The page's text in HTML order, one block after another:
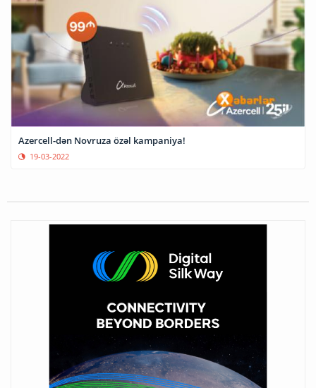
Azercell-dən Novruza özəl kampaniya!
19-03-2022